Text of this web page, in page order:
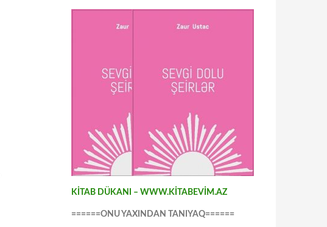
KİTAB DÜKANI – WWW.KİTABEVİM.AZ
======ONU YAXINDAN TANIYAQ======